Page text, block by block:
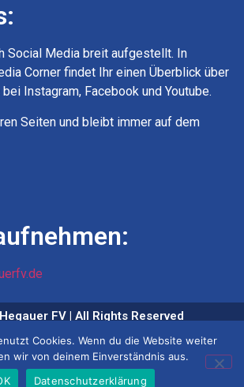
Social Media breit aufgestellt. In
Corner findet Ihr einen Überblick über
Instagram, Facebook und Youtube.
Seiten und bleibt immer auf dem
FV | All Rights Reserved
Impressum
Datenschutz
Cookies. Wenn du die Website weiter
wir von deinem Einverständnis aus.
Datenschutzerklärung